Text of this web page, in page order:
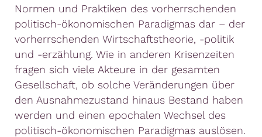
Normen und Praktiken des vorherrschenden
politisch-ökonomischen Paradigmas dar – der
vorherrschenden Wirtschaftstheorie, -politik
und -erzählung. Wie in anderen Krisenzeiten
fragen sich viele Akteure in der gesamten
Gesellschaft, ob solche Veränderungen über
den Ausnahmezustand hinaus Bestand haben
werden und einen epochalen Wechsel des
politisch-ökonomischen Paradigmas auslösen.